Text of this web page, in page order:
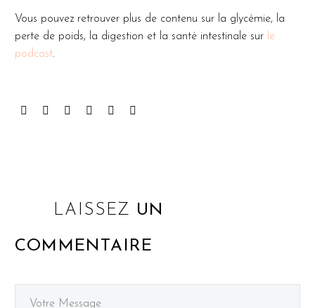
Vous pouvez retrouver plus de contenu sur la glycémie, la
perte de poids, la digestion et la santé intestinale sur le
podcast.
LAISSEZ UN
COMMENTAIRE